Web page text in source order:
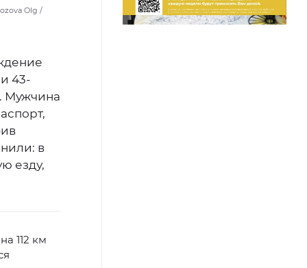
Olg /
43-
Мужчина
в
езду,
112 км